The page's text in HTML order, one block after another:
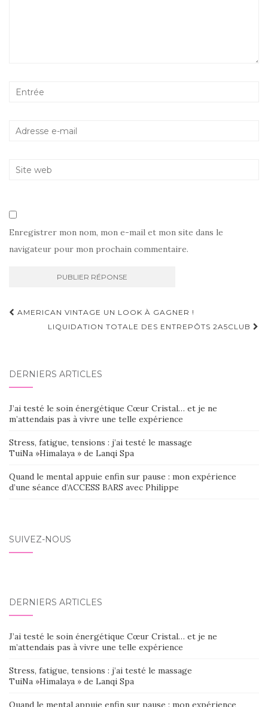
Enregistrer mon nom, mon e-mail et mon site dans le
navigateur pour mon prochain commentaire.
Navigation
d'article
AMERICAN VINTAGE UN LOOK À GAGNER !
LIQUIDATION TOTALE DES ENTREPÔTS 2A5CLUB
DERNIERS ARTICLES
J’ai testé le soin énergétique Cœur Cristal… et je ne
m’attendais pas à vivre une telle expérience
Stress, fatigue, tensions : j’ai testé le massage
TuiNa »Himalaya » de Lanqi Spa
Quand le mental appuie enfin sur pause : mon expérience
d’une séance d’ACCESS BARS avec Philippe
SUIVEZ-NOUS
DERNIERS ARTICLES
J’ai testé le soin énergétique Cœur Cristal… et je ne
m’attendais pas à vivre une telle expérience
Stress, fatigue, tensions : j’ai testé le massage
TuiNa »Himalaya » de Lanqi Spa
Quand le mental appuie enfin sur pause : mon expérience